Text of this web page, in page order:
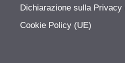
Dichiarazione sulla Privacy
Cookie Policy (UE)